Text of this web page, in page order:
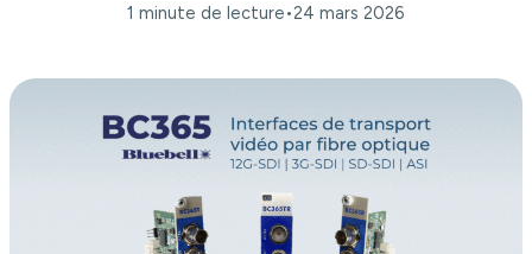
1 minute de lecture•24 mars 2026